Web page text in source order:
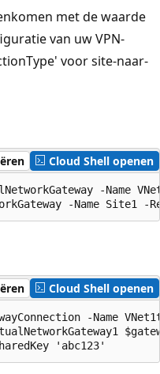
met de waarde
van uw VPN-
voor site-naar-
Cloud Shell openen
-Name
Cloud Shell openen
-Name